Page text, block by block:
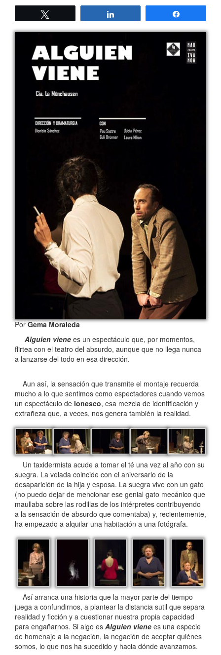
PorGema Moraleda
Alguien viene es un espectáculo que, por momentos,
flirtea con el teatro del absurdo, aunque que no llega nunca
a lanzarse del todo en esa dirección.
Aun así, la sensación que transmite el montaje recuerda
mucho a lo que sentimos como espectadores cuando vemos
un espectáculo de Ionesco, esa mezcla de identificación y
extrañeza que, a veces, nos genera también la realidad.
Un taxidermista acude a tomar el té una vez al año con su
suegra. La velada coincide con el aniversario de la
desaparición de la hija y esposa. La suegra vive con un gato
(no puedo dejar de mencionar ese genial gato mecánico que
maullaba sobre las rodillas de los intérpretes contribuyendo
a la sensación de absurdo que comentaba) y, recientemente,
ha empezado a alquilar una habitación a una fotógrafa.
Así arranca una historia que la mayor parte del tiempo
juega a confundirnos, a plantear la distancia sutil que separa
realidad y ficción y a cuestionar nuestra propia capacidad
para engañarnos. Si algo es Alguien viene es una especie
de homenaje a la negación, la negación de aceptar quiénes
somos, lo que nos ha sucedido y hacia dónde avanzamos.